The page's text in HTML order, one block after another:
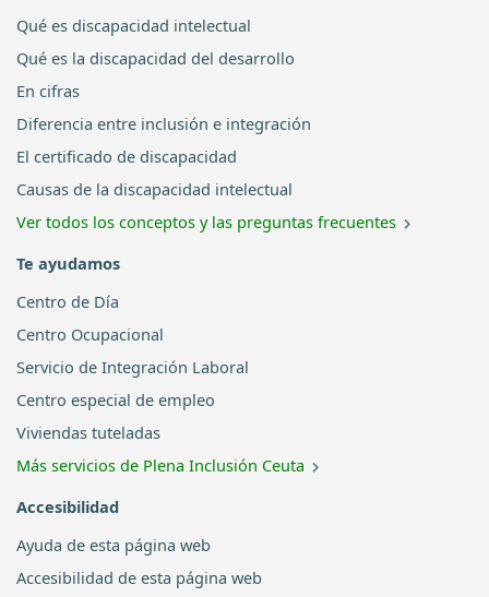
Qué es discapacidad intelectual
Qué es la discapacidad del desarrollo
En cifras
Diferencia entre inclusión e integración
El certificado de discapacidad
Causas de la discapacidad intelectual
Ver todos los conceptos y las preguntas frecuentes
Te ayudamos
Centro de Día
Centro Ocupacional
Servicio de Integración Laboral
Centro especial de empleo
Viviendas tuteladas
Más servicios de Plena Inclusión Ceuta
Accesibilidad
Ayuda de esta página web
Accesibilidad de esta página web